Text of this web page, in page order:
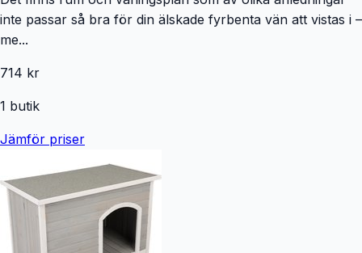
inte passar så bra för din älskade fyrbenta vän att vistas i –
me...
714 kr
1 butik
Jämför priser